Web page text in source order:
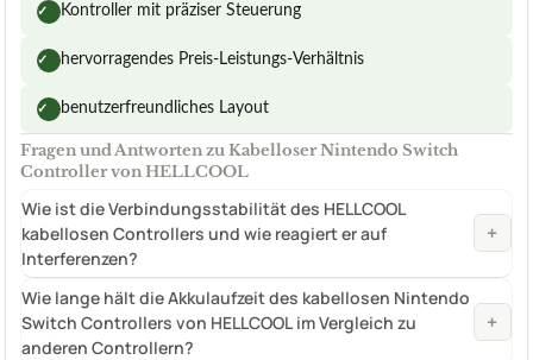
✓ Kontroller mit präziser Steuerung
✓ hervorragendes Preis-Leistungs-Verhältnis
✓ benutzerfreundliches Layout
Fragen und Antworten zu Kabelloser Nintendo Switch
Controller von HELLCOOL
Wie ist die Verbindungsstabilität des HELLCOOL
kabellosen Controllers und wie reagiert er auf
Interferenzen?
+
Wie lange hält die Akkulaufzeit des kabellosen Nintendo
Switch Controllers von HELLCOOL im Vergleich zu
anderen Controllern?
+